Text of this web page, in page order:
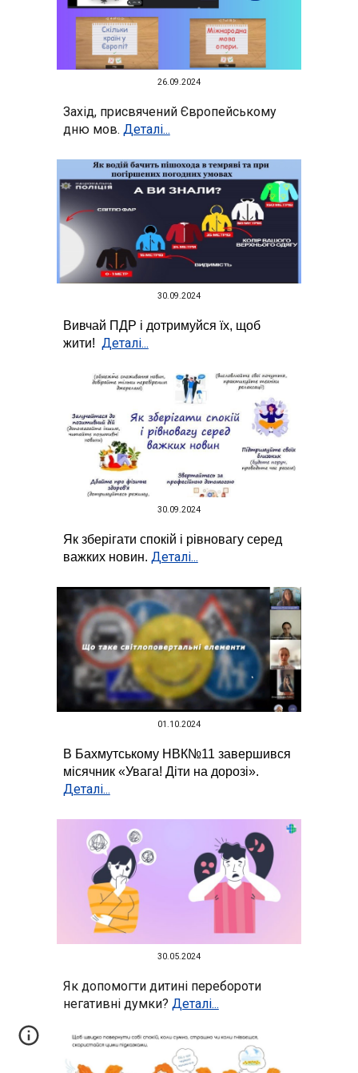
26.09. 2024
Захід, присвячений Європейському
дню мов. Деталі...
30.09.2024
Вивчай ПДР і дотримуйся їх, щоб
жити! Деталі...
30.09.2024
Як зберігати спокій і рівновагу серед
важких новин. Деталі...
01.10.2024
В Бахмутському НВК№11 завершився
місячник «Увага! Діти на дорозі».
Деталі...
30 .05.2024
Як допомогти дитині перебороти
негативні думки? Деталі...